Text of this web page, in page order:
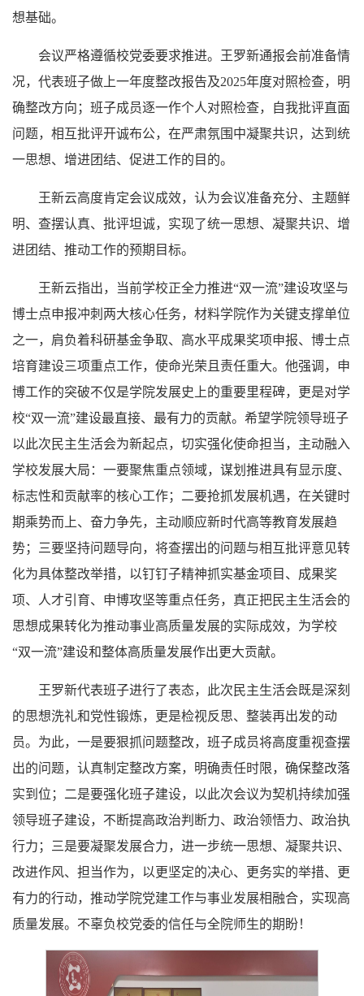
想基础。
会议严格遵循校党委要求推进。王罗新通报会前准备情
况，代表班子做上一年度整改报告及2025年度对照检查，明
确整改方向；班子成员逐一作个人对照检查，自我批评直面
问题，相互批评开诚布公，在严肃氛围中凝聚共识，达到统
一思想、增进团结、促进工作的目的。
王新云高度肯定会议成效，认为会议准备充分、主题鲜
明、查摆认真、批评坦诚，实现了统一思想、凝聚共识、增
进团结、推动工作的预期目标。
王新云指出，当前学校正全力推进“双一流”建设攻坚与
博士点申报冲刺两大核心任务，材料学院作为关键支撑单位
之一，肩负着科研基金争取、高水平成果奖项申报、博士点
培育建设三项重点工作，使命光荣且责任重大。他强调，申
博工作的突破不仅是学院发展史上的重要里程碑，更是对学
校“双一流”建设最直接、最有力的贡献。希望学院领导班子
以此次民主生活会为新起点，切实强化使命担当，主动融入
学校发展大局： 一要聚焦重点领域，谋划推进具有显示度、
标志性和贡献率的核心工作； 二要抢抓发展机遇，在关键时
期乘势而上、奋力争先，主动顺应新时代高等教育发展趋
势；
三要坚持问题导向，将查摆出的问题与相互批评意见转
化为具体整改举措，以钉钉子精神抓实基金项目、成果奖
项、人才引育、申博攻坚等重点任务，真正把民主生活会的
思想成果转化为推动事业高质量发展的实际成效，为学校
“双一流”建设和整体高质量发展作出更大贡献。
王罗新代表班子进行了表态，此次民主生活会既是深刻
的思想洗礼和党性锻炼，更是检视反思、整装再出发的动
员。为此，一是要狠抓问题整改，班子成员将高度重视查摆
出的问题，认真制定整改方案，明确责任时限，确保整改落
实到位；二是要强化班子建设，以此次会议为契机持续加强
领导班子建设，不断提高政治判断力、政治领悟力、政治执
行力；三是要凝聚发展合力，进一步统一思想、凝聚共识、
改进作风、担当作为，以更坚定的决心、更务实的举措、更
有力的行动，推动学院党建工作与事业发展相融合，实现高
质量发展。不辜负校党委的信任与全院师生的期盼！